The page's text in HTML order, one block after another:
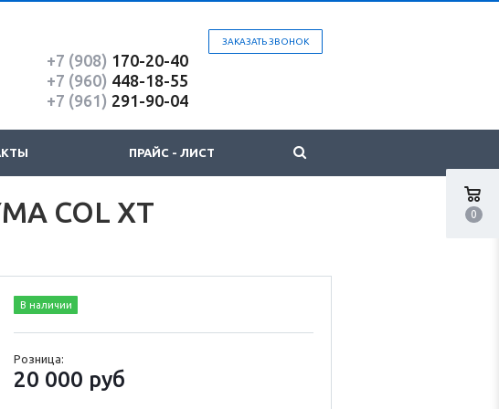
0
ЗАКАЗАТЬ ЗВОНОК
+7 (908) 170-20-40
+7 (960) 448-18-55
+7 (961) 291-90-04
ПРАЙС - ЛИСТ
COL XT
В наличии
Розница:
20 000 руб